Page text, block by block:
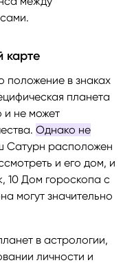
карте
положение в знаках
планета
и не может
Однако не
Сатурн расположен
и его дом, и
10 Дом гороскопа с
могут значительно
в астрологии,
личности и